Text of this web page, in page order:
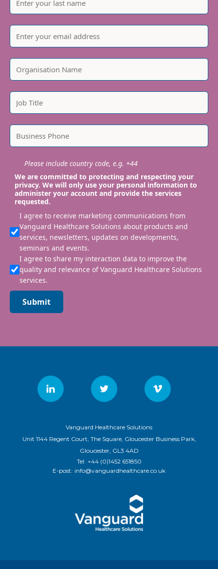
Please include country code, e.g. +44
We are committed to protecting and respecting your
privacy. We will only use your personal information to
administer your account and provide the services
requested.
I agree to receive marketing communications from
Vanguard Healthcare Solutions about products and
services, newsletters, updates on developments,
seminars and events.
I agree to share my interaction data to improve the
quality and relevance of Vanguard Healthcare Solutions
services.
Submit
Vanguard Healthcare Solutions
Unit 1144 Regent Court, The Square, Gloucester Business Park,
Gloucester, GL3 4AD
Tel: +44 (0)1452 651850
E-post: info@vanguardhealthcare.co.uk